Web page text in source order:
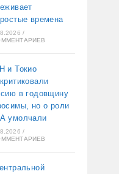
времена
/
и Токио
в годовщину
но о роли
умолчали
/